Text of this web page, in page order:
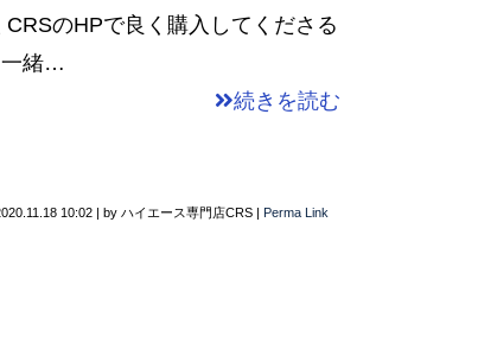
のHPで良く購入してくださる
一緒…
続きを読む
10:02 by ハイエース専門店CRS Perma Link